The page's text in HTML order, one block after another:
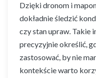
Dzięki dronom i
dokładnie śledzić
czy stan upraw. Takie
precyzyjnie określić,
zastosować, by nie
kontekście warto